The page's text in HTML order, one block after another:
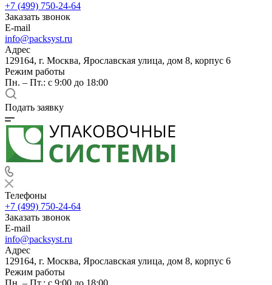
+7 (499) 750-24-64
Заказать звонок
E-mail
info@packsyst.ru
Адрес
129164, г. Москва, Ярославская улица, дом 8, корпус 6
Режим работы
Пн. – Пт.: с 9:00 до 18:00
Подать заявку
Телефоны
+7 (499) 750-24-64
Заказать звонок
E-mail
info@packsyst.ru
Адрес
129164, г. Москва, Ярославская улица, дом 8, корпус 6
Режим работы
Пн. – Пт.: с 9:00 до 18:00